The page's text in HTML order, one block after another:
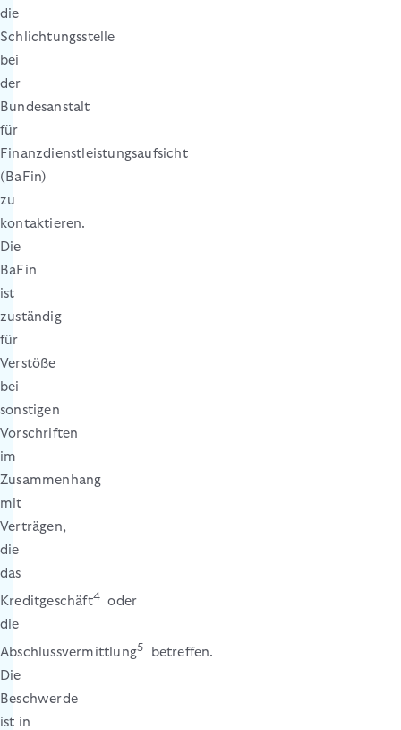
die
Schlichtungsstelle
bei
der
Bundesanstalt
für
Finanzdienstleistungsaufsicht
(BaFin)
zu
kontaktieren.
Die
BaFin
ist
zuständig
für
Verstöße
bei
sonstigen
Vorschriften
im
Zusammenhang
mit
Verträgen,
die
das
Kreditgeschäft4 oder
die
Abschlussvermittlung5 betreffen.
Die
Beschwerde
ist in